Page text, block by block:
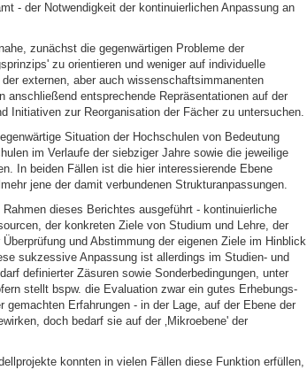
- der Notwendigkeit der kontinuierlichen Anpassung an
zunächst die gegenwärtigen Probleme der
zu orientieren und weniger auf individuelle
externen, aber auch wissenschaftsimmanenten
anschließend entsprechende Repräsentationen auf der
Initiativen zur Reorganisation der Fächer zu untersuchen.
Situation der Hochschulen von Bedeutung
im Verlaufe der siebziger Jahre sowie die jeweilige
In beiden Fällen ist die hier interessierende Ebene
jene der damit verbundenen Strukturanpassungen.
dieses Berichtes ausgeführt - kontinuierliche
der konkreten Ziele von Studium und Lehre, der
und Abstimmung der eigenen Ziele im Hinblick
sukzessive Anpassung ist allerdings im Studien- und
definierter Zäsuren sowie Sonderbedingungen, unter
stellt bspw. die Evaluation zwar ein gutes Erhebungs-
Erfahrungen - in der Lage, auf der Ebene der
doch bedarf sie auf der ‚Mikroebene' der
konnten in vielen Fällen diese Funktion erfüllen,